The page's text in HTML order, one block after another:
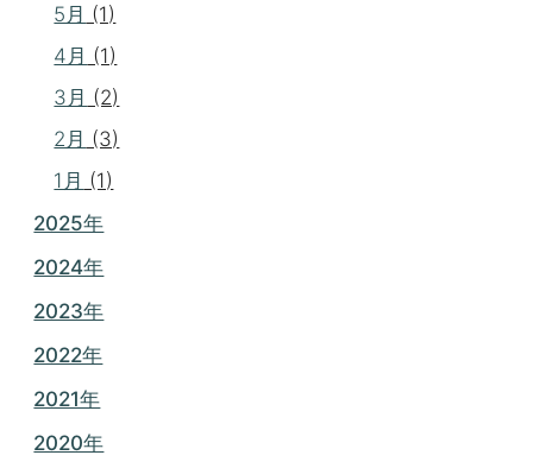
5月 (1)
4月 (1)
3月 (2)
2月 (3)
1月 (1)
2025年
2024年
2023年
2022年
2021年
2020年